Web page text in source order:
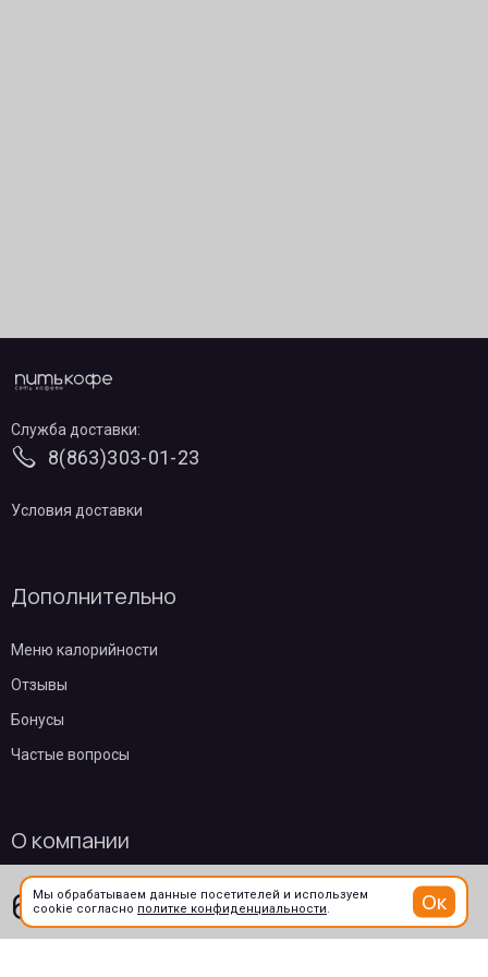
649₽ / 275гр В корзину
Служба доставки:
8(863)303-01-23
Условия доставки
Дополнительно
Меню калорийности
Отзывы
Бонусы
Частые вопросы
О компании
Контакты
Эквайринг
Мы обрабатываем данные посетителей и используем
cookie согласно политке конфиденциальности. Ок